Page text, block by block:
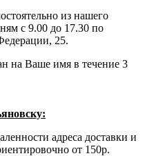
из нашего
с 9.00 до 17.30 по
25.
на Ваше имя в течение 3
адреса доставки и
от 150р.